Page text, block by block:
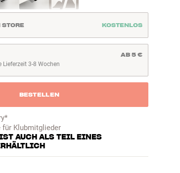
KOSTENLOS
8 Wochen 3-8 Wochen
AB 5 €
BESTELLEN
für Klubmitglieder
AUCH ALS TEIL EINES